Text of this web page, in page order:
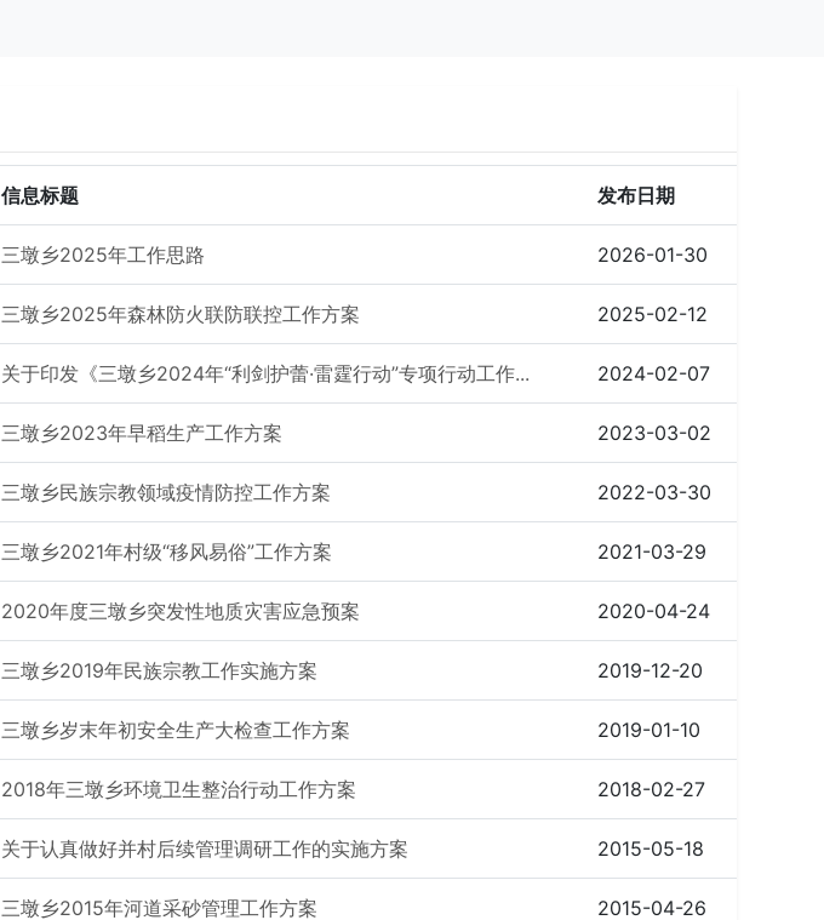
信息标题 发布日期
三墩乡2025年工作思路 2026-01-30
三墩乡2025年森林防火联防联控工作方案 2025-02-12
关于印发《三墩乡2024年“利剑护蕾·雷霆行动”专项行动工作... 2024-02-07
三墩乡2023年早稻生产工作方案 2023-03-02
三墩乡民族宗教领域疫情防控工作方案 2022-03-30
三墩乡2021年村级“移风易俗”工作方案 2021-03-29
2020年度三墩乡突发性地质灾害应急预案 2020-04-24
三墩乡2019年民族宗教工作实施方案 2019-12-20
三墩乡岁末年初安全生产大检查工作方案 2019-01-10
2018年三墩乡环境卫生整治行动工作方案 2018-02-27
关于认真做好并村后续管理调研工作的实施方案 2015-05-18
三墩乡2015年河道采砂管理工作方案 2015-04-26